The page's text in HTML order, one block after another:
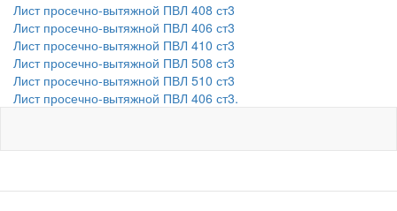
Лист просечно-вытяжной ПВЛ 408 ст3
Лист просечно-вытяжной ПВЛ 406 ст3
Лист просечно-вытяжной ПВЛ 410 ст3
Лист просечно-вытяжной ПВЛ 508 ст3
Лист просечно-вытяжной ПВЛ 510 ст3
Лист просечно-вытяжной ПВЛ 406 ст3.